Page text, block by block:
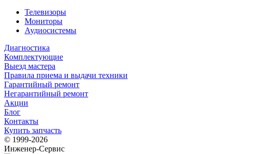
Телевизоры
Мониторы
Аудиосистемы
Диагностика
Комплектующие
Выезд мастера
Правила приема и выдачи техники
Гарантийный ремонт
Негарантийный ремонт
Акции
Блог
Контакты
Купить запчасть
© 1999‑2026
Инженер‑Сервис